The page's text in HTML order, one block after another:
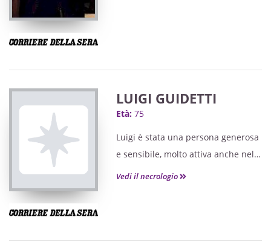
LUIGI GUIDETTI
Età: 75
Luigi è stata una persona generosa
e sensibile, molto attiva anche nel
mondo del volontariato.
Vedi il necrologio